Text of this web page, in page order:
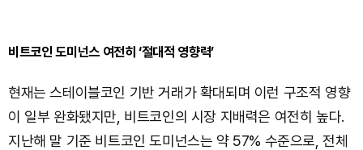
비트코인 도미넌스 여전히 ‘절대적 영향력’
현재는 스테이블코인 기반 거래가 확대되며 이런 구조적 영향
이 일부 완화됐지만, 비트코인의 시장 지배력은 여전히 높다.
지난해 말 기준 비트코인 도미넌스는 약 57% 수준으로, 전체